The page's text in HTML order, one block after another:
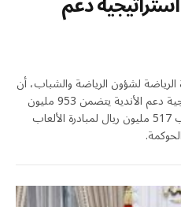
لشؤون الرياضة والشباب، أن
إجمالي مخصصات مبادرات استراتيجية دعم الأندية يتضمن 953 مليون
ريال لمبادرة الدعم المباشر، إلى جانب 517 مليون ريال لمبادرة الألعاب